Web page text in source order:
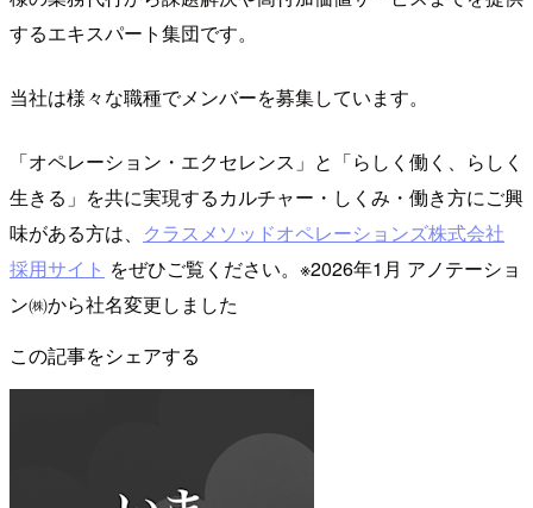
するエキスパート集団です。
当社は様々な職種でメンバーを募集しています。
「オペレーション・エクセレンス」と「らしく働く、らしく
生きる」を共に実現するカルチャー・しくみ・働き方にご興
味がある方は、 クラスメソッドオペレーションズ株式会社
採用サイト をぜひご覧ください。※2026年1月 アノテーショ
ン㈱から社名変更しました
この記事をシェアする